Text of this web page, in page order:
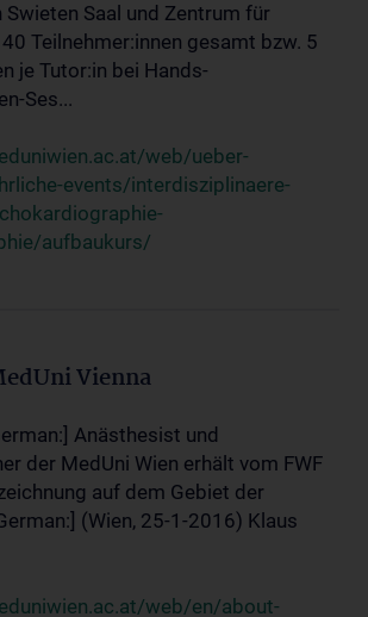
Swieten Saal und Zentrum für
Teilnehmer:innen gesamt bzw. 5
je Tutor:in bei Hands-
Ses...
web/ueber-
events/interdisziplinaere-
aufbaukurs/
Vienna
Anästhesist und
der MedUni Wien erhält vom FWF
auf dem Gebiet der
(Wien, 25-1-2016) Klaus
web/en/about-